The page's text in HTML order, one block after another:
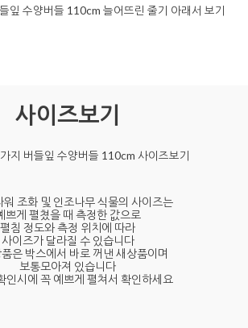
사이즈보기
워 조화 및 인조나무 식물의 사이즈는
쁘게 펼쳤을 때 측정한 값으로
펼침 정도와 측정 위치에 따라
사이즈가 달라질 수 있습니다
은 박스에서 바로 꺼낸 새상품이며
보통모아져 있습니다
인시에 꼭 예쁘게 펼쳐서 확인하세요